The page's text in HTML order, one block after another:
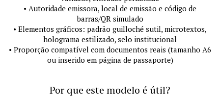
• Autoridade emissora, local de emissão e código de
barras/QR simulado
• Elementos gráficos: padrão guilloché sutil, microtextos,
holograma estilizado, selo institucional
• Proporção compatível com documentos reais (tamanho A6
ou inserido em página de passaporte)
Por que este modelo é útil?